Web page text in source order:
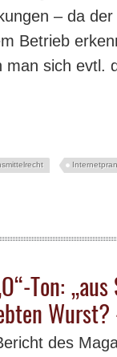
– da
Betrieb
sich evtl.
Ton:
Wurst?
des